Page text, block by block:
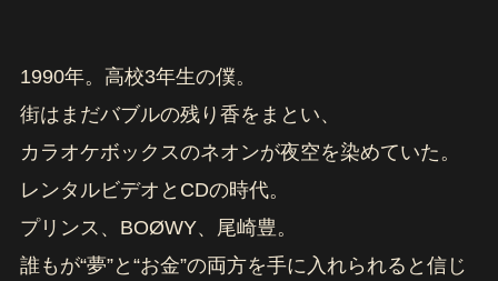
1990年。高校3年生の僕。
街はまだバブルの残り香をまとい、
カラオケボックスのネオンが夜空を染めていた。
レンタルビデオとCDの時代。
プリンス、BOØWY、尾崎豊。
誰もが“夢”と“お金”の両方を手に入れられると信じ